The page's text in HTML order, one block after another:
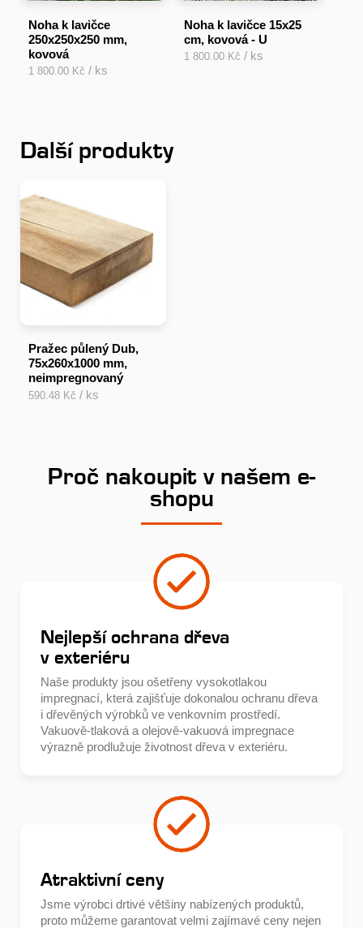
Noha k lavičce
250x250x250 mm,
kovová
1 800.00 Kč / ks
Noha k lavičce 15x25
cm, kovová - U
1 800.00 Kč / ks
Další produkty
Pražec půlený Dub,
75x260x1000 mm,
neimpregnovaný
590.48 Kč / ks
Proč nakoupit v našem e-
shopu
Nejlepší ochrana dřeva
v exteriéru
Naše produkty jsou ošetřeny vysokotlakou
impregnací, která zajišťuje dokonalou ochranu dřeva
i dřevěných výrobků ve venkovním prostředí.
Vakuově-tlaková a olejově-vakuová impregnace
výrazně prodlužuje životnost dřeva v exteriéru.
Atraktivní ceny
Jsme výrobci drtivé většiny nabízených produktů,
proto můžeme garantovat velmi zajímavé ceny nejen